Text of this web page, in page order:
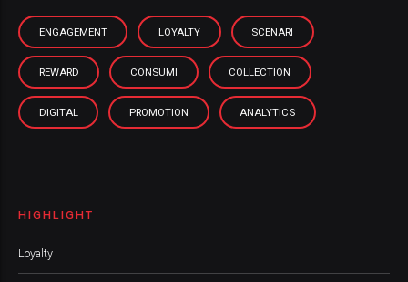
ENGAGEMENT LOYALTY SCENARI
REWARD CONSUMI COLLECTION
DIGITAL PROMOTION ANALYTICS
HIGHLIGHT
Loyalty